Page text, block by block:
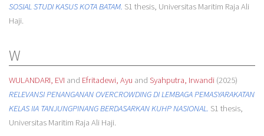
SOSIAL STUDI KASUS KOTA BATAM. S1 thesis, Universitas Maritim Raja Ali
Haji.
W
WULANDARI, EVI and Efritadewi, Ayu and Syahputra, Irwandi(2025)
RELEVANSI PENANGANAN OVERCROWDING DI LEMBAGA PEMASYARAKATAN
KELAS IIA TANJUNGPINANG BERDASARKAN KUHP NASIONAL. S1 thesis,
Universitas Maritim Raja Ali Haji.